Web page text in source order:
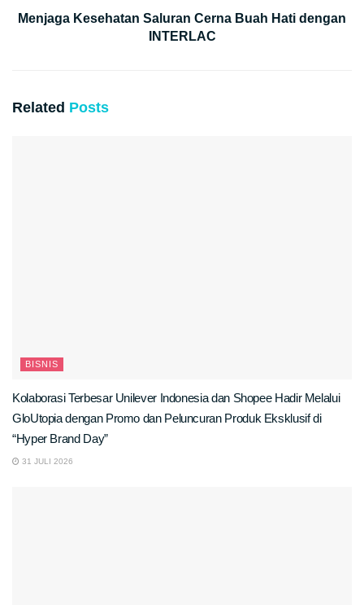
Menjaga Kesehatan Saluran Cerna Buah Hati dengan
INTERLAC
Related Posts
BISNIS
Kolaborasi Terbesar Unilever Indonesia dan Shopee Hadir Melalui
GloUtopia dengan Promo dan Peluncuran Produk Eksklusif di
“Hyper Brand Day”
31 JULI 2026